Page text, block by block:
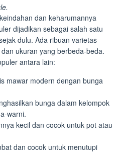
dan keharumannya
dijadikan sebagai salah satu
dulu. Ada ribuan varietas
ukuran yang berbeda-beda.
antara lain:
mawar modern dengan bunga
bunga dalam kelompok
warni.
kecil dan cocok untuk pot atau
dan cocok untuk menutupi